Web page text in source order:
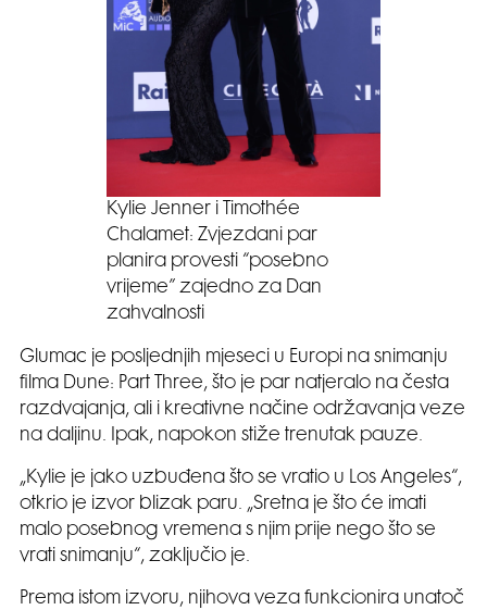
Kylie Jenner i Timothée
Chalamet: Zvjezdani par
planira provesti “posebno
vrijeme” zajedno za Dan
zahvalnosti
Glumac je posljednjih mjeseci u Europi na snimanju
filma Dune: Part Three, što je par natjeralo na česta
razdvajanja, ali i kreativne načine održavanja veze
na daljinu. Ipak, napokon stiže trenutak pauze.
„Kylie je jako uzbuđena što se vratio u Los Angeles“,
otkrio je izvor blizak paru. „Sretna je što će imati
malo posebnog vremena s njim prije nego što se
vrati snimanju“, zaključio je.
Prema istom izvoru, njihova veza funkcionira unatoč